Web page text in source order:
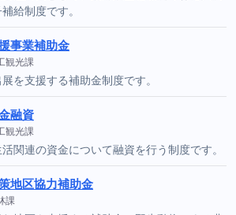
給制度です。
事業補助金
観光課
を支援する補助金制度です。
融資
観光課
関連の資金について融資を行う制度です。
地区協力補助金
課